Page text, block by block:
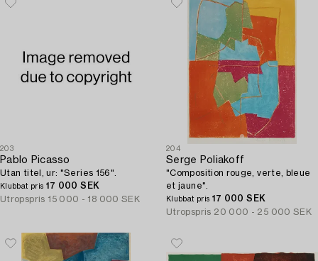
203
Pablo Picasso
Utan titel, ur: "Series 156".
Klubbat pris 17 000 SEK
Utropspris 15 000 - 18 000 SEK
204
Serge Poliakoff
"Composition rouge, verte, bleue
et jaune".
Klubbat pris 17 000 SEK
Utropspris 20 000 - 25 000 SEK